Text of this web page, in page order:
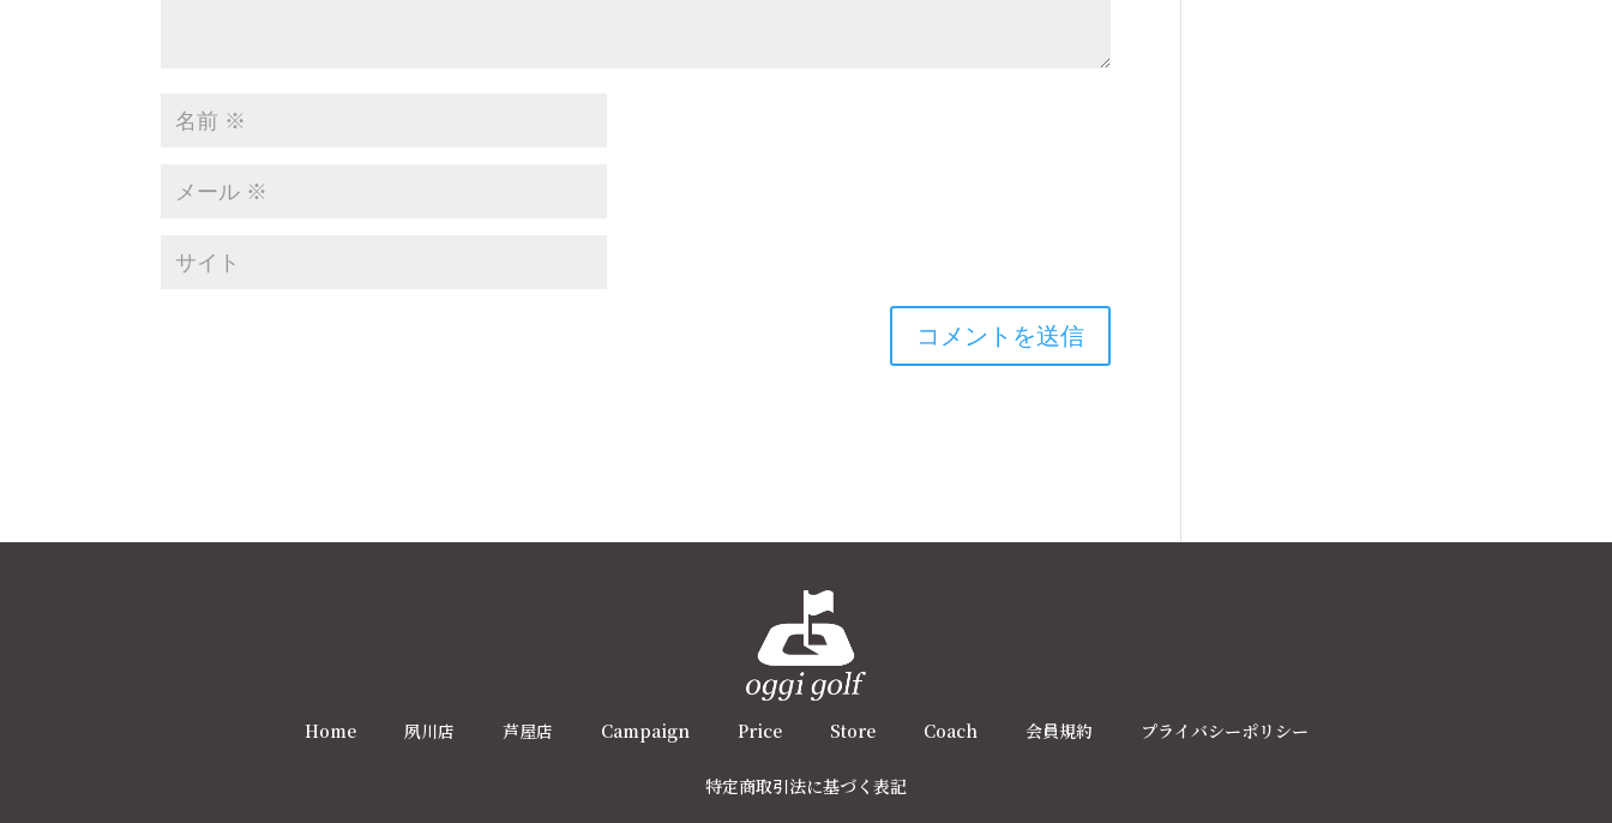
Home 夙川店 芦屋店 Campaign Price Store Coach 会員規約 プライバシーポリシー
特定商取引法に基づく表記